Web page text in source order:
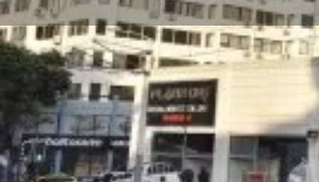
Profil
Açıklama